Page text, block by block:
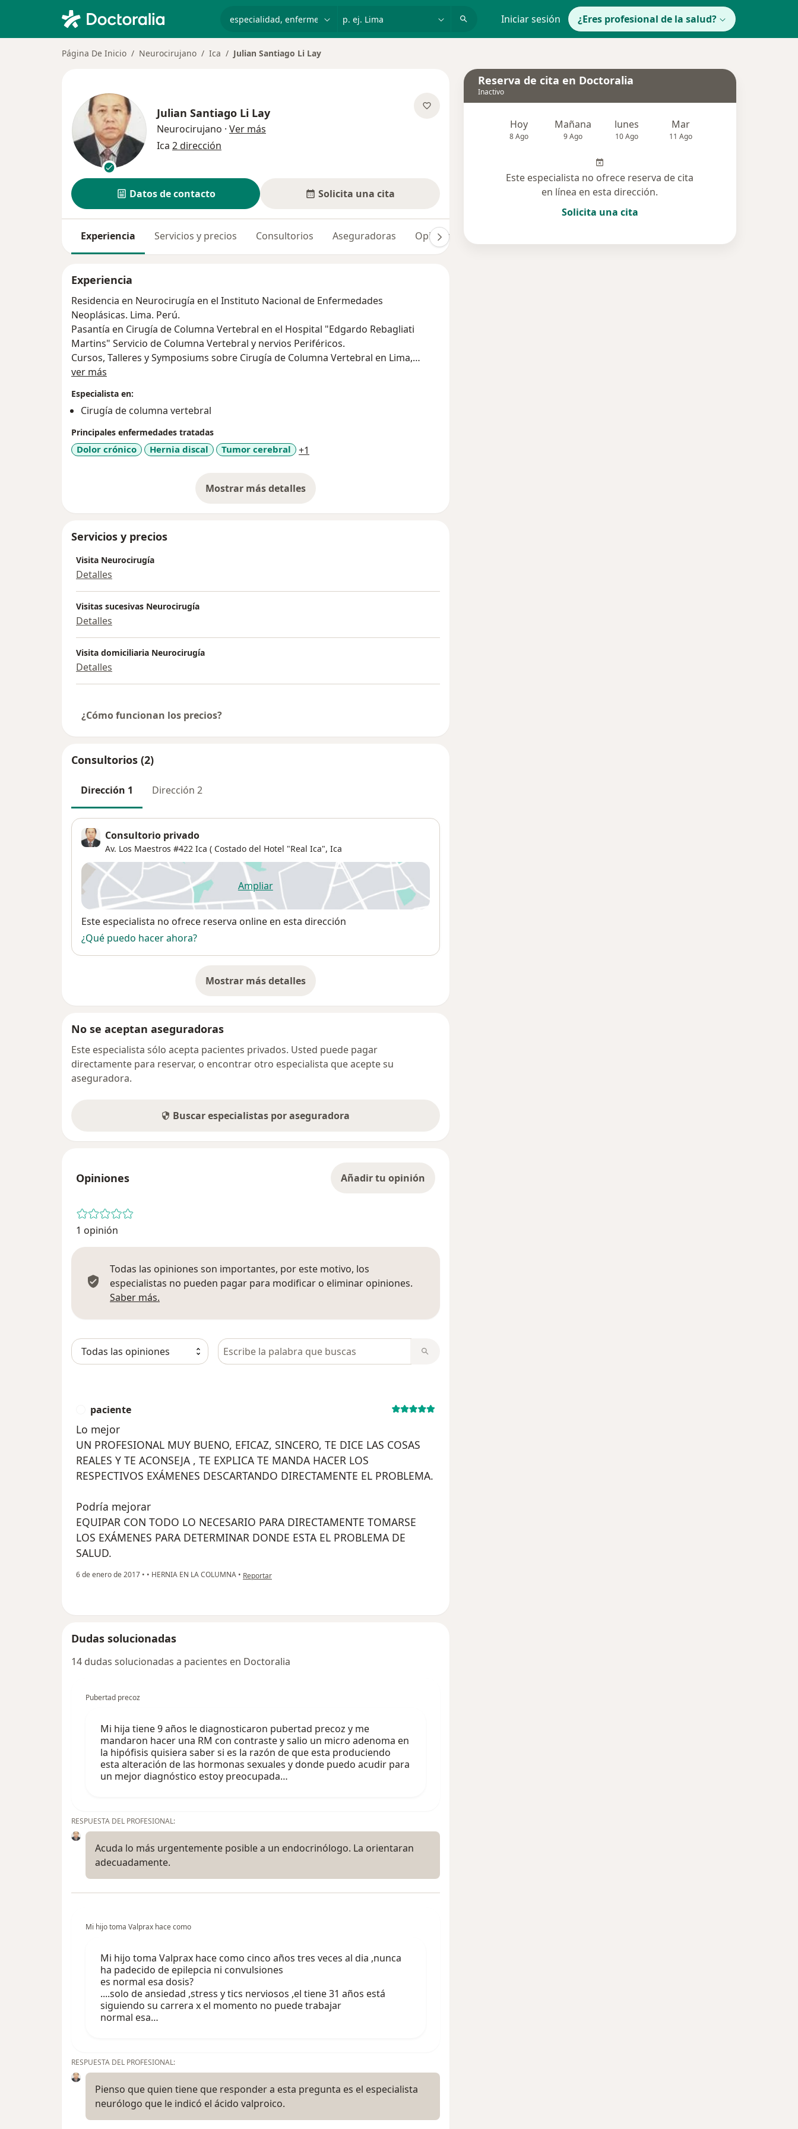
Iniciar sesión ¿Eres profesional de la salud?
Página De Inicio Neurocirujano Ica Julian Santiago Li Lay
Julian Santiago Li Lay
Neurocirujano · Ver más
Ica 2 dirección
Datos de contacto Solicita una cita
Experiencia Servicios y precios Consultorios Aseguradoras Opiniones (1)
Experiencia
Residencia en Neurocirugía en el Instituto Nacional de Enfermedades
Neoplásicas. Lima. Perú.
Pasantía en Cirugía de Columna Vertebral en el Hospital "Edgardo Rebagliati
Martins" Servicio de Columna Vertebral y nervios Periféricos.
Cursos, Talleres y Symposiums sobre Cirugía de Columna Vertebral en Lima,
Buenos Aires, Argentina; Bogotá Colombia y Sao Paulo, brasil.
Miembro de la Federación Latino Americana de Neurocirugía (FLANC).
Miembro de la World Federation of Neurosurgery (WFNS).
ver más
Especialista en:
Cirugía de columna vertebral
Principales enfermedades tratadas
Dolor crónico Hernia discal Tumor cerebral +1
Mostrar más detalles
sobre la experiencia
Servicios y precios
Visita Neurocirugía
Detalles
Visitas sucesivas Neurocirugía
Detalles
Visita domiciliaria Neurocirugía
Detalles
¿Cómo funcionan los precios?
Consultorios (2)
Dirección 1 Dirección 2
Consultorio privado
Av. Los Maestros #422 Ica ( Costado del Hotel "Real Ica", Ica
Ampliarse abre en una nueva pestaña
Disponibilidad
Este especialista no ofrece reserva online en esta dirección
¿Qué puedo hacer ahora?
Mostrar más detalles
sobre la dirección
No se aceptan aseguradoras
Este especialista sólo acepta pacientes privados. Usted puede pagar
directamente para reservar, o encontrar otro especialista que acepte su
aseguradora.
Buscar especialistas por aseguradora
Opiniones Añadir tu opinión
1 opinión
Todas las opiniones son importantes, por este motivo, los
especialistas no pueden pagar para modificar o eliminar opiniones.
Saber más.
Busca en opiniones
paciente
Lo mejor
UN PROFESIONAL MUY BUENO, EFICAZ, SINCERO, TE DICE LAS COSAS
REALES Y TE ACONSEJA , TE EXPLICA TE MANDA HACER LOS
RESPECTIVOS EXÁMENES DESCARTANDO DIRECTAMENTE EL PROBLEMA.
Podría mejorar
EQUIPAR CON TODO LO NECESARIO PARA DIRECTAMENTE TOMARSE
LOS EXÁMENES PARA DETERMINAR DONDE ESTA EL PROBLEMA DE
SALUD.
6 de enero de 2017 • • HERNIA EN LA COLUMNA • en opinión del usuario paciente
Reportar
Dudas solucionadas
14 dudas solucionadas a pacientes en Doctoralia
Pubertad precoz
Mi hija tiene 9 años le diagnosticaron pubertad precoz y me
mandaron hacer una RM con contraste y salio un micro adenoma en
la hipófisis quisiera saber si es la razón de que esta produciendo
esta alteración de las hormonas sexuales y donde puedo acudir para
un mejor diagnóstico estoy preocupada…
RESPUESTA DEL PROFESIONAL:
Acuda lo más urgentemente posible a un endocrinólogo. La orientaran
adecuadamente.
Mi hijo toma Valprax hace como
Mi hijo toma Valprax hace como cinco años tres veces al dia ,nunca
ha padecido de epilepcia ni convulsiones
es normal esa dosis?
....solo de ansiedad ,stress y tics nerviosos ,el tiene 31 años está
siguiendo su carrera x el momento no puede trabajar
normal esa…
RESPUESTA DEL PROFESIONAL:
Pienso que quien tiene que responder a esta pregunta es el especialista
neurólogo que le indicó el ácido valproico.
Reserva de cita en Doctoralia
Inactivo
Hoy
8 Ago
Mañana
9 Ago
lunes
10 Ago
Mar
11 Ago
Este especialista no ofrece reserva de cita
en línea en esta dirección.
Solicita una cita